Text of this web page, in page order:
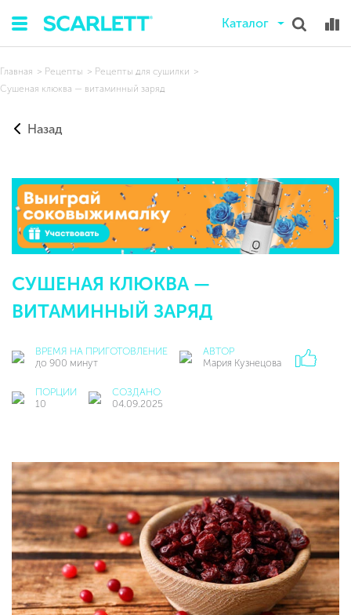
Каталог
Главная Рецепты
Рецепты для сушилки
Сушеная клюква — витаминный заряд
Назад
СУШЕНАЯ КЛЮКВА —
ВИТАМИННЫЙ ЗАРЯД
ВРЕМЯ НА ПРИГОТОВЛЕНИЕ
до 900 минут
АВТОР
Мария Кузнецова
ПОРЦИИ
10
СОЗДАНО
04.09.2025